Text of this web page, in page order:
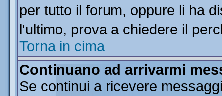
per tutto il forum, oppure li ha
l'ultimo, prova a chiedere il
Torna in cima
Continuano ad arrivarmi
Se continui a ricevere